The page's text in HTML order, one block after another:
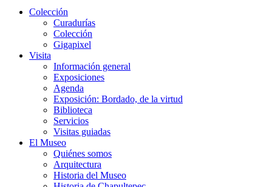
Colección
Curadurías
Colección
Gigapixel
Visita
Información general
Exposiciones
Agenda
Exposición: Bordado, de la virtud
Biblioteca
Servicios
Visitas guiadas
El Museo
Quiénes somos
Arquitectura
Historia del Museo